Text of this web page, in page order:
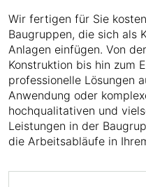
Wir fertigen für Sie
Baugruppen, die sich als
Anlagen einfügen. Von
Konstruktion bis hin zum
professionelle Lösungen
Anwendung oder
hochqualitativen und
Leistungen in der
die Arbeitsabläufe in